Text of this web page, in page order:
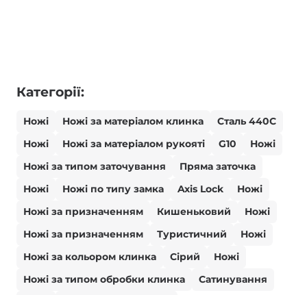
Категорії:
Ножі Ножі за матеріалом клинка
Сталь 440С
Ножі
Ножі за матеріалом рукояті G10
Ножі
Ножі за типом заточування
Пряма заточка
Ножі
Ножі по типу замка Axis Lock
Ножі
Ножі за призначенням
Кишеньковий
Ножі
Ножі за призначенням
Туристичний
Ножі
Ножі за кольором клинка
Сірий
Ножі
Ножі за типом обробки клинка
Сатинування